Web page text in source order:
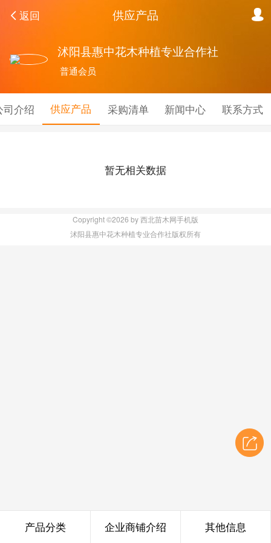
返回 供应产品
沭阳县惠中花木种植专业合作社
普通会员
司介绍 供应产品 采购清单 新闻中心 联系方式
暂无相关数据
Copyright ©2026 by 西北苗木网手机版
沭阳县惠中花木种植专业合作社版权所有
产品分类 企业商铺介绍 其他信息